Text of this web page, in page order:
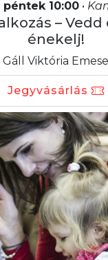
péntek 10:00 •
– Vedd
énekelj!
Gáll Viktória Emese
Jegyvásárlás